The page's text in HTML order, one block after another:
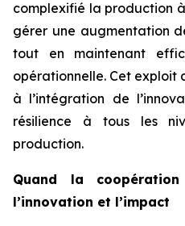
complexifié la production
gérer une augmentation
tout en maintenant
opérationnelle. Cet exploit
à l’intégration de
résilience à tous les
production.
Quand la
l’innovation et l’impact